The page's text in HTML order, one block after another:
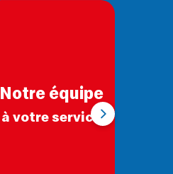
Notre équipe
à votre service›